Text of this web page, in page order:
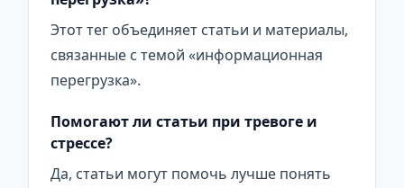
Этот тег объединяет статьи и материалы,
связанные с темой «информационная
перегрузка».
Помогают ли статьи при тревоге и
стрессе?
Да, статьи могут помочь лучше понять